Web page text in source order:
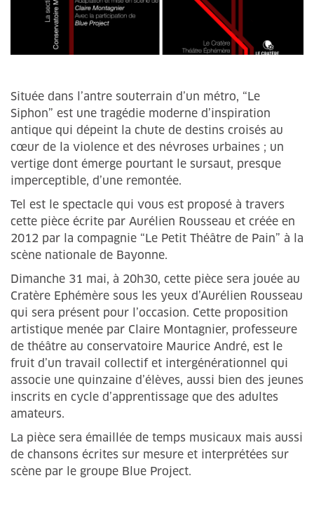
Située dans l’antre souterrain d’un métro, “Le
Siphon” est une tragédie moderne d’inspiration
antique qui dépeint la chute de destins croisés au
cœur de la violence et des névroses urbaines ; un
vertige dont émerge pourtant le sursaut, presque
imperceptible, d’une remontée.
Tel est le spectacle qui vous est proposé à travers
cette pièce écrite par Aurélien Rousseau et créée en
2012 par la compagnie “Le Petit Théâtre de Pain” à la
scène nationale de Bayonne.
Dimanche 31 mai, à 20h30, cette pièce sera jouée au
Cratère Ephémère sous les yeux d’Aurélien Rousseau
qui sera présent pour l’occasion. Cette proposition
artistique menée par Claire Montagnier, professeure
de théâtre au conservatoire Maurice André, est le
fruit d’un travail collectif et intergénérationnel qui
associe une quinzaine d’élèves, aussi bien des jeunes
inscrits en cycle d’apprentissage que des adultes
amateurs.
La pièce sera émaillée de temps musicaux mais aussi
de chansons écrites sur mesure et interprétées sur
scène par le groupe Blue Project.